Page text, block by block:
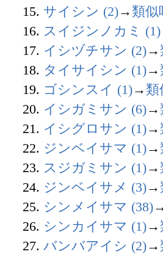
15. サイシン (2)→ 類似
16. スイジンノカミ (1)
17. イシヅチサン (2)→
18. タイサイシン (1)→
19. ゴシンスイ (1)→ 類
20. イシガミサン (6)→
21. イシグロサン (1)→
22. ジンベイサマ (1)→
23. スジガミサン (1)→
24. ジンベイサメ (3)→
25. シンメイサマ (38)
26. シンカイサマ (1)→
27. バンバアイシ (2)→